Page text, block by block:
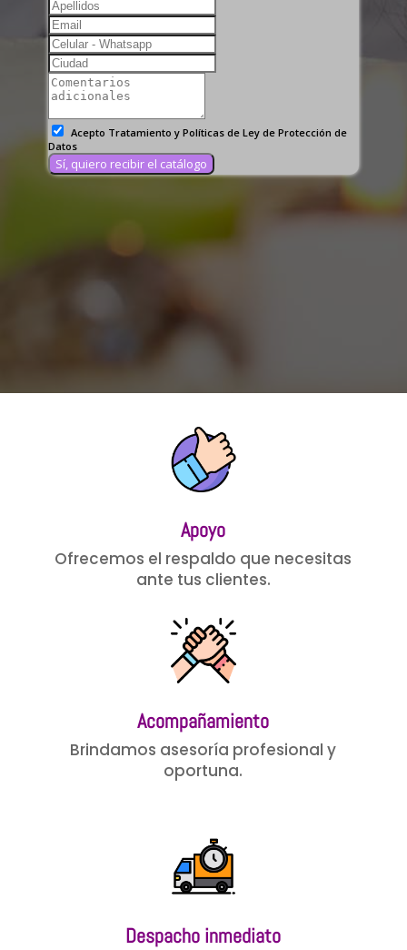
Apoyo
Ofrecemos el respaldo que necesitas
ante tus clientes.
Acompañamiento
Brindamos asesoría profesional y
oportuna.
Despacho inmediato